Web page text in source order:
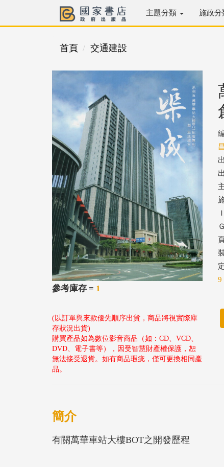
主題分類 施政分
首頁 交通建設
參考庫存 = 1
(以訂單與來款優先順序出貨，商品將視實際庫
存狀況出貨)
購買產品如為數位影音商品（如：CD、VCD、
DVD、電子書等），因受智慧財產權保護，恕
無法接受退貨。如有商品瑕疵，僅可更換相同產
品。
9
簡介
有關萬華車站大樓BOT之開發歷程